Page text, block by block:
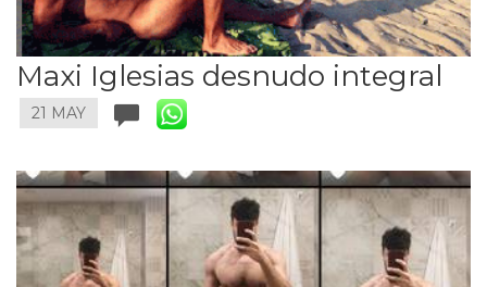
Maxi Iglesias desnudo integral
21 MAY